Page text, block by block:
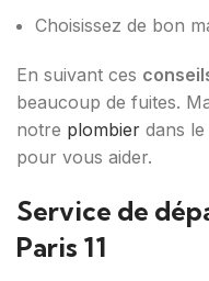
Choisissez de bon
En suivant ces
beaucoup de fuites.
notre plombier dans le
pour vous aider.
Service de
Paris 11